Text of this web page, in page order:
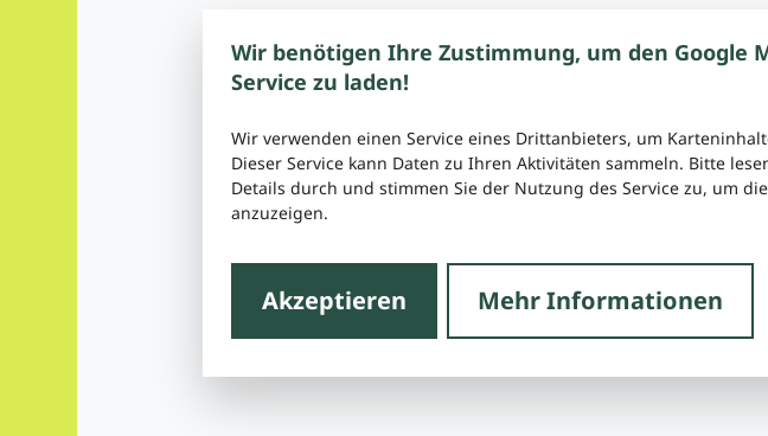
Wir benötigen Ihre Zustimmung, um den Google
Service zu laden!
Wir verwenden einen Service eines Drittanbieters, um
Dieser Service kann Daten zu Ihren Aktivitäten sammeln. Bitte
Details durch und stimmen Sie der Nutzung des Service zu, um
anzuzeigen.
Akzeptieren Mehr Informationen